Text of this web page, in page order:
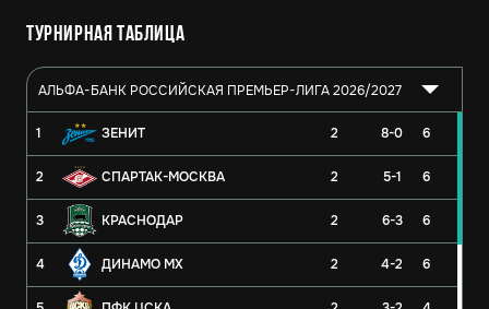
Турнирная таблица
АЛЬФА-БАНК РОССИЙСКАЯ ПРЕМЬЕР-ЛИГА 2026/2027
1 ЗЕНИТ 2 8-0 6
2 СПАРТАК-МОСКВА 2 5-1 6
3 КРАСНОДАР 2 6-3 6
4 ДИНАМО МХ 2 4-2 6